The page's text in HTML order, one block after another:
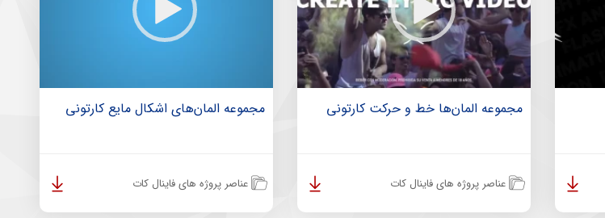
مجموعه المان‌ها خط و حرکت کارتونی
عناصر پروژه های فاینال کات
مجموعه المان‌های اشکال مایع کارتونی
عناصر پروژه های فاینال کات